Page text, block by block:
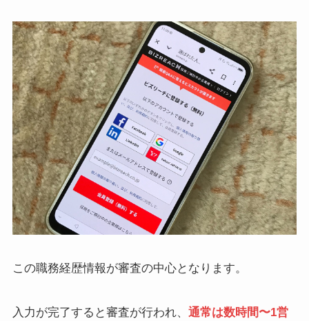
この職務経歴情報が審査の中心となります。
入力が完了すると審査が行われ、 通常は数時間〜1営